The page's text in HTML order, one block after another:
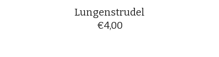
Lungenstrudel
€4,00